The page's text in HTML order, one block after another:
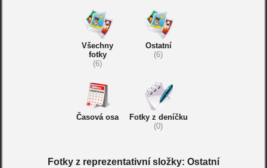
Všechny
fotky
(6)
Ostatní
(6)
Časová osa
Fotky z deníčku
(0)
Fotky z reprezentativní složky: Ostatní